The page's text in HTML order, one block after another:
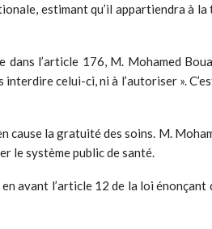
estimant qu’il appartiendra à
l’article 176, M. Mohamed
celui-ci, ni à l’autoriser ».
cause la gratuité des soins. M.
le système public de santé.
avant l’article 12 de la loi